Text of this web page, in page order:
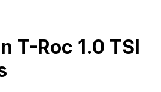
T-Roc 1.0 TSI